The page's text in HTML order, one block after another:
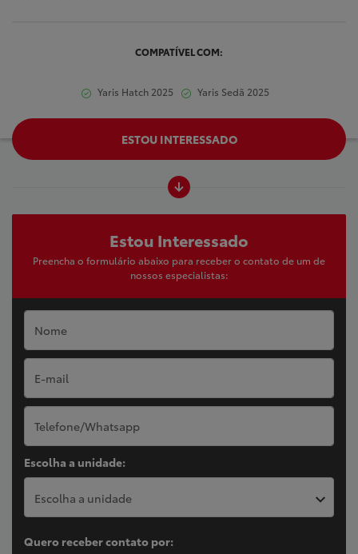
COMPATÍVEL COM:
Yaris Hatch 2025 Yaris Sedã 2025
ESTOU INTERESSADO
Estou Interessado
Preencha o formulário abaixo para receber o contato de um de
nossos especialistas:
Escolha a unidade:
Escolha a unidade
Quero receber contato por: